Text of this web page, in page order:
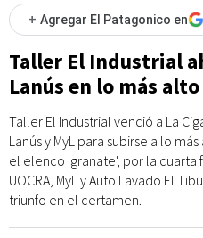
+ Agregar El Patagonico en
Taller El Industrial
Lanús en lo más
Taller El Industrial venció a La
Lanús y MyL para subirse a lo
el elenco 'granate', por la cuarta
UOCRA, MyL y Auto Lavado El
triunfo en el certamen.